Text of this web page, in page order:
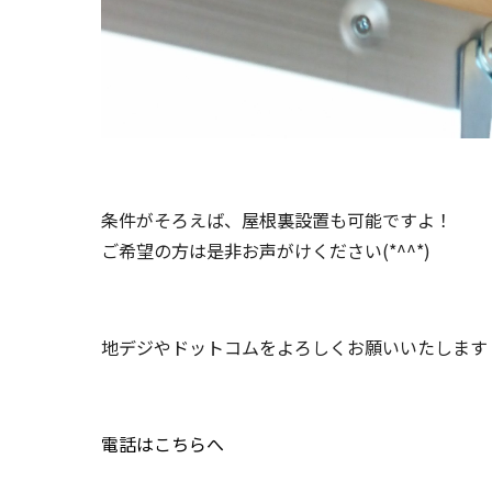
条件がそろえば、屋根裏設置も可能ですよ！
ご希望の方は是非お声がけください(*^^*)
地デジやドットコムをよろしくお願いいたしま
電話はこちらへ